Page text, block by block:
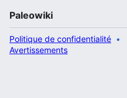
Paleowiki
Politique de confidentialité
Avertissements